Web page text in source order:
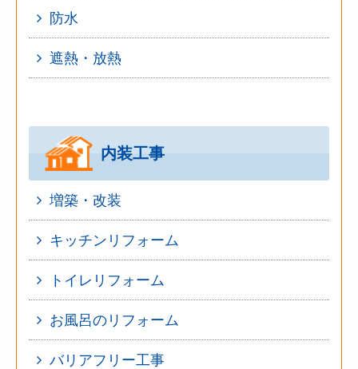
防水
遮熱・放熱
内装工事
増築・改装
キッチンリフォーム
トイレリフォーム
お風呂のリフォーム
バリアフリー工事